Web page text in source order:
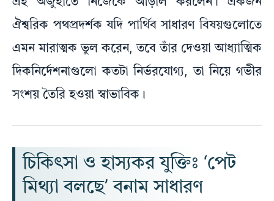
ঐশ্বরিক পথপ্রদর্শক যদি পার্থিব সাধারণ বিষয়গুলোতে
এমন মারাত্মক ভুল করেন, তবে তাঁর দেওয়া আধ্যাত্মিক
দিকনির্দেশনাগুলো কতটা নির্ভরযোগ্য, তা নিয়ে গভীর
সংশয় তৈরি হওয়া স্বাভাবিক।
চিকিৎসা ও হাস্যকর যুক্তিঃ ‘পেট
মিথ্যা বলছে’ বনাম সাধারণ